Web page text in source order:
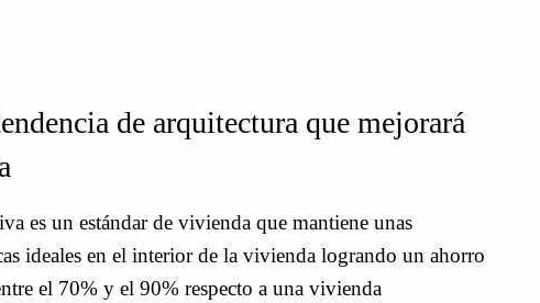
de arquitectura que mejorará
es un estándar de vivienda que mantiene unas
ideales en el interior de la vivienda logrando un ahorro
el 70% y el 90% respecto a una vivienda